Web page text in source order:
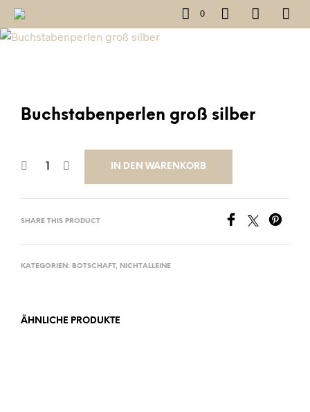
0
Buchstabenperlen groß silber
IN DEN WARENKORB
SHARE THIS PRODUCT
KATEGORIEN: BOTSCHAFT, NICHTALLEINE
ÄHNLICHE PRODUKTE